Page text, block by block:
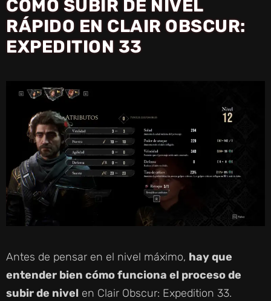
CÓMO SUBIR DE NIVEL
RÁPIDO EN CLAIR OBSCUR:
EXPEDITION 33
Antes de pensar en el nivel máximo, hay que
entender bien cómo funciona el proceso de
subir de nivel en Clair Obscur: Expedition 33.